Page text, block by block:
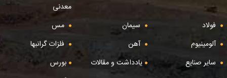
معدنی
فولاد
سیمان
مس
آلومینیوم
آهن
فلزات گرانبها
سایر صنایع
یادداشت و مقالات
بورس